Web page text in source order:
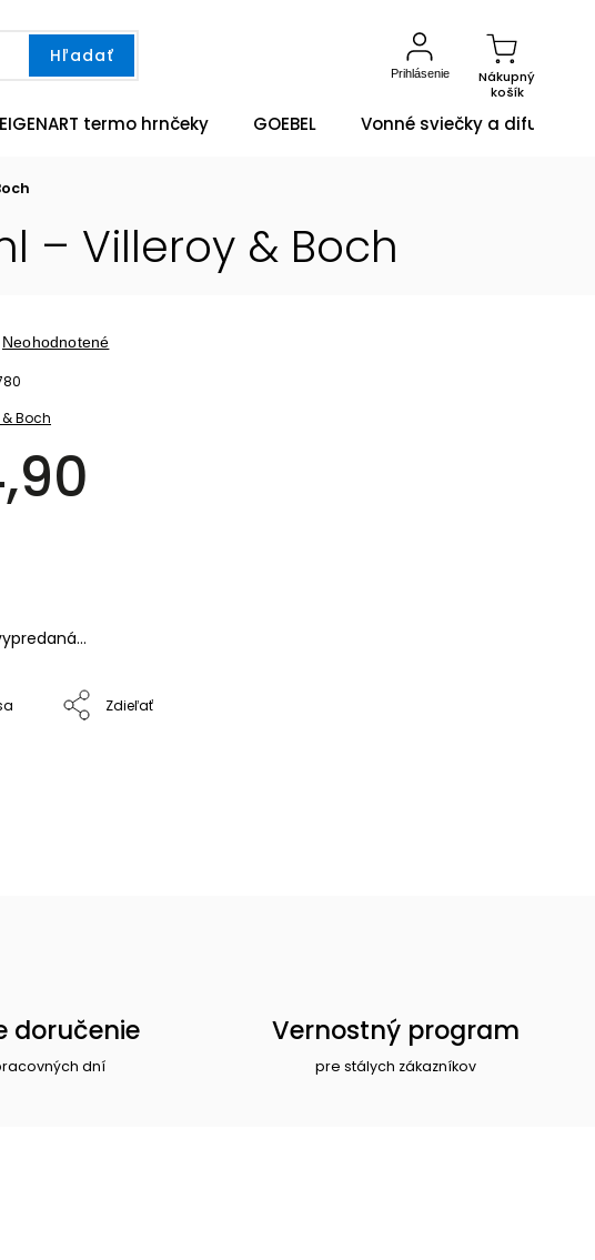
Hľadať
Nákupný
košík
Prihlásenie
EIGENART termo hrnčeky GOEBEL Vonné sviečky a difuzéry
– Villeroy & Boch
Boch
Neohodnotené
Zdieľať
doručenie
dní
Vernostný program
pre stálych zákazníkov